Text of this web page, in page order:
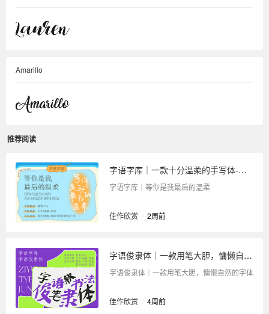
Amarillo
推荐阅读
字语字库｜一款十分温柔的手写体-等你是我最后的温柔
字语字库｜等你是我最后的温柔
佳作欣赏 2周前
字语俊隶体｜一款用笔大胆，慵懒自然的字体
字语俊隶体｜一款用笔大胆，慵懒自然的字体
佳作欣赏 4周前